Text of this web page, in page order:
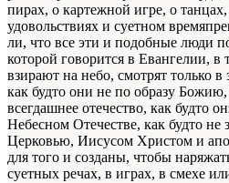
пирах, о картежной игре, о
удовольствиях и суетном
ли, что все эти и подобные люди
которой говорится в Евангелии,
взирают на небо, смотрят только
как будто они не по образу Божию,
всегдашнее отечество, как будто
Небесном Отечестве, как будто не
Церковью, Иисусом Христом и
для того и созданы, чтобы
суетных речах, в играх, в смехе